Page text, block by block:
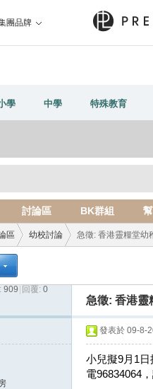
團品牌
學 中學 特殊教育
討論區 BK群組
區
›
幼校討論 急徵: 香港靈糧堂幼
909 回覆: 0
急徵: 香港靈
發表於 09-8-
小兒擬9月1
電96834064